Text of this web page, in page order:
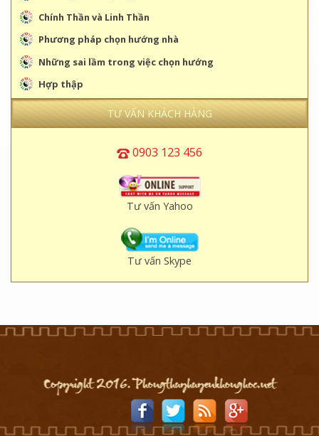
Chính Thần và Linh Thần
Phương pháp chọn hướng nhà
Những sai lầm trong việc chọn hướng
Hợp thập
TƯ VẤN KHÁCH HÀNG
0903 123 456
Tư vấn Yahoo
Tư vấn Skype